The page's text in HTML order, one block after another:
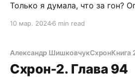
Только я думала, что за гон?
всякой дрянью. Очкарик гнусно рассмеялся. Я
не испугалась покореженной
эстрадного киборга. Михайлов
10 мар. 20246 min read
Александр ШишковчукСхронКнига
Схрон-2. Глава 94